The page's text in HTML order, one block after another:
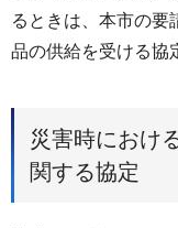
るときは、本市の要
品の供給を受ける協
災害時におけ
関する協定